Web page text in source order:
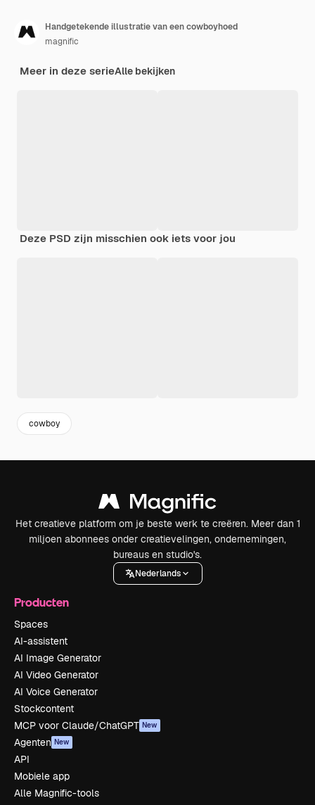
Handgetekende illustratie van een cowboyhoed
magnific
Meer in deze serieAlle bekijken
Deze PSD zijn misschien ook iets voor jou
cowboy
Het creatieve platform om je beste werk te creëren. Meer dan 1
miljoen abonnees onder creatievelingen, ondernemingen,
bureaus en studio's.
Nederlands
Producten
Spaces
AI-assistent
AI Image Generator
AI Video Generator
AI Voice Generator
Stockcontent
MCP voor Claude/ChatGPT New
Agenten New
API
Mobiele app
Alle Magnific-tools